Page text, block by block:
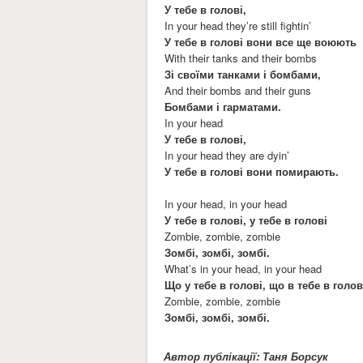
У тебе в голові,
In your head they’re still fightin’
У тебе в голові вони все ще воюють
With their tanks and their bombs
Зі своїми танками і бомбами,
And their bombs and their guns
Бомбами і гарматами.
In your head
У тебе в голові,
In your head they are dyin’
У тебе в голові вони помирають.
In your head, in your head
У тебе в голові, у тебе в голові
Zombie, zombie, zombie
Зомбі, зомбі, зомбі.
What’s in your head, in your head
Що у тебе в голові, що в тебе в
Zombie, zombie, zombie
Зомбі, зомбі, зомбі.
Автор публікації: Таня Борсук